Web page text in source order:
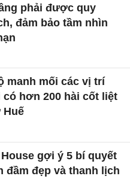
phải được quy
đảm bảo tầm nhìn
manh mối các vị trí
có hơn 200 hài cốt liệt
Huế
gợi ý 5 bí quyết
đầm đẹp và thanh lịch